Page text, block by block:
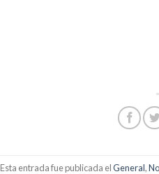
Esta entrada fue publicada elGeneral,